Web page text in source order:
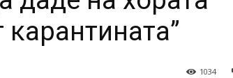
карантината”
1034